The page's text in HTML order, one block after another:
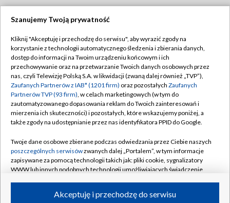
TVP
Abonament TVP
Emisja w TVP
Centrum informacji TVP
Naziemna Telewizja Cyfrowa
Rada Programowa
System NOS
Informacje o nadawcy
Program dla prasy
Regulamin TVP
Polityka prywatności
Moje zgody
Pomoc
Kontakt
Kanały
Szanujemy Twoją prywatność
Kliknij "Akceptuję i przechodzę do serwisu", aby wyrazić zgody na
korzystanie z technologii automatycznego śledzenia i zbierania danych,
dostęp do informacji na Twoim urządzeniu końcowym i ich
przechowywanie oraz na przetwarzanie Twoich danych osobowych przez
nas, czyli Telewizję Polską S.A. w likwidacji (zwaną dalej również „TVP”),
Zaufanych Partnerów z IAB* (1201 firm) oraz pozostałych Zaufanych
Partnerów TVP (93 firm), w celach marketingowych (w tym do
zautomatyzowanego dopasowania reklam do Twoich zainteresowań i
mierzenia ich skuteczności) i pozostałych, które wskazujemy poniżej, a
także zgody na udostępnianie przez nas identyfikatora PPID do Google.
Twoje dane osobowe zbierane podczas odwiedzania przez Ciebie naszych
poszczególnych serwisówzwanych dalej „Portalem”, w tym informacje
zapisywane za pomocą technologii takich jak: pliki cookie, sygnalizatory
WWW lub innych podobnych technologii umożliwiających świadczenie
ruchu w Internecie.Akceptuję i przechodzę do serwisu